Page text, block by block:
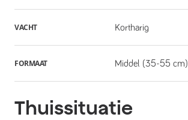
VACHT Kortharig
FORMAAT Middel (35-55 cm)
Thuissituatie